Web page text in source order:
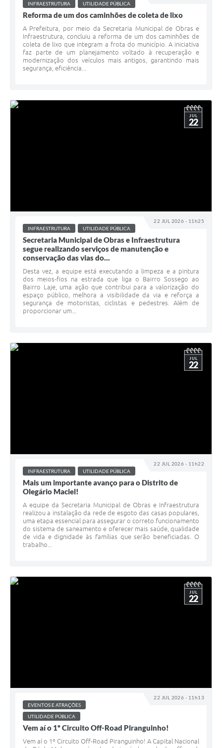
INFRAESTRUTURA UTILIDADE PÚBLICA
Reforma de um dos caminhões de coleta de lixo
A Prefeitura, por meio da Secretaria Municipal de Obras e
Infraestrutura, concluiu a reforma de um dos caminhões de
coleta de lixo que integram a frota do município. A iniciativa
faz parte de um planejamento voltado à recuperação e
modernização dos veículos mais antigos, garantindo mais
segurança, eficiência...
22 JUL 2026 - 11h25
JUL
22
INFRAESTRUTURA UTILIDADE PÚBLICA
Secretaria Municipal de Obras e Infraestrutura
segue realizando serviços de manutenção e
conservação das vias do...
Desta vez, a equipe está executando a limpeza e a pintura
dos meios-fios na estrada que liga o Bairro Sossego ao
Bairro Laje, uma ação que contribui para a valorização do
espaço público, melhora a visibilidade da via e reforça a
segurança de motoristas, ciclistas e pedestres. Além de
proporcionar um...
22 JUL 2026 - 11h22
JUL
22
INFRAESTRUTURA UTILIDADE PÚBLICA
Mais um importante avanço para o Distrito de
Olegário Maciel!
A equipe da Secretaria Municipal de Obras e Infraestrutura
realizou a instalação da rede de esgoto das casas populares,
uma etapa essencial para assegurar o correto funcionamento
do sistema de saneamento e oferecer mais saúde, qualidade
de vida e dignidade às famílias que serão beneficiadas. O
trabalho...
22 JUL 2026 - 11h13
JUL
22
EVENTOS E ATRAÇÕES
UTILIDADE PÚBLICA
Vem aí o 1º Circuito Off-Road Piranguinho!
Vem aí o 1º Circuito Off-Road Piranguinho! A Capital Nacional